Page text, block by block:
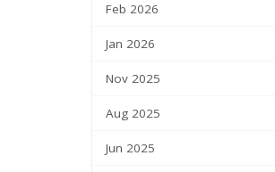
Feb 2026
Jan 2026
Nov 2025
Aug 2025
Jun 2025